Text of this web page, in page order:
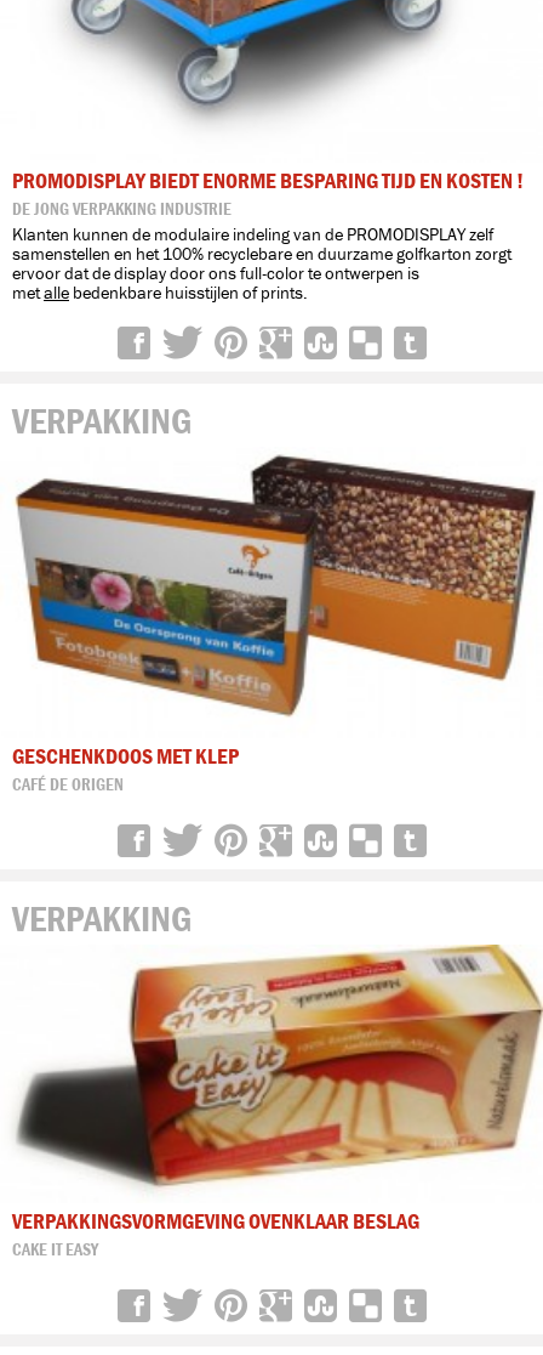
PROMODISPLAY BIEDT ENORME BESPARING TIJD EN KOSTEN !
DE JONG VERPAKKING INDUSTRIE
Klanten kunnen de modulaire indeling van de PROMODISPLAY zelf
samenstellen en het 100% recyclebare en duurzame golfkarton zorgt
ervoor dat de display door ons full-color te ontwerpen is
metalle bedenkbare huisstijlen of prints.
VERPAKKING
GESCHENKDOOS MET KLEP
CAFÉ DE ORIGEN
VERPAKKING
VERPAKKINGSVORMGEVING OVENKLAAR BESLAG
CAKE IT EASY